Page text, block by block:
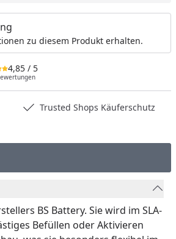
zu diesem Produkt erhalten.
4,85 / 5
Trusted Shops Käuferschutz
BS Battery. Sie wird im SLA-
Befüllen oder Aktivieren